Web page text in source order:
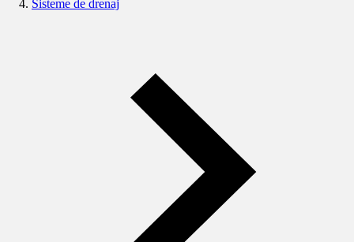
Sisteme de drenaj